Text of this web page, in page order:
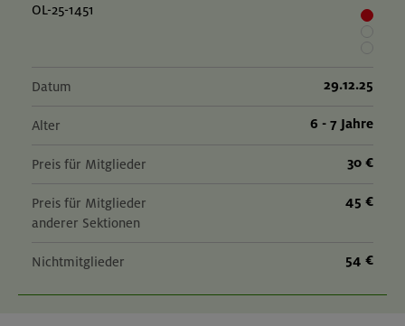
Mountainbike-Grundkurs Fahrtechnik und kleine Tour
München und Umgebung
01.-03.11.26
Herbstliche Durchquerung von Lenggries zum
Bayerische Voralpen (Benediktenwandgruppe)
OL-25-1451
Datum 29.12.25
Alter 6 - 7 Jahre
Preis für Mitglieder 30 €
Preis für Mitglieder
anderer Sektionen
45 €
Nichtmitglieder 54 €